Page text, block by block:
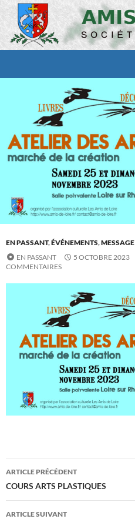
Aller
contenu
EN PASSANT,ÉVÉNEMENTS,MESSAGE
EN PASSANT
5 OCTOBRE 2023
COMMENTAIRES
Navigation
des
articles
ARTICLE PRÉCÉDENT
COURS ARTS PLASTIQUES
ARTICLE SUIVANT